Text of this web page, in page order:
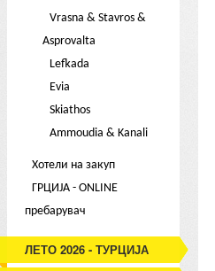
Vrasna & Stavros &
Asprovalta
Lefkada
Evia
Skiathos
Ammoudia & Kanali
Хотели на закуп
ГРЦИЈА - ONLINE
пребарувач
ЛЕТО 2026 - ТУРЦИЈА